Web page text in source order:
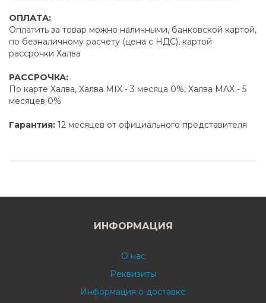
ОПЛАТА:
Оплатить за товар можно наличными, банковской картой,
по безналичному расчету (цена с НДС), картой
рассрочки Халва
РАССРОЧКА:
По карте Халва, Халва MIX - 3 месяца 0%, Халва MAX - 5
месяцев 0%
Гарантия: 12 месяцев от официального представителя
ИНФОРМАЦИЯ
О нас
Реквизиты
Информация о доставке